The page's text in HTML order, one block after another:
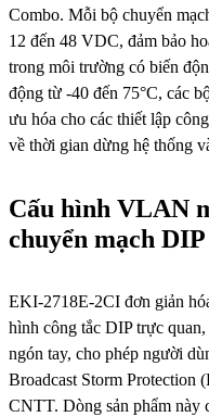
Combo. Mỗi bộ chuyển
12 đến 48 VDC, đảm bảo
trong môi trường có biến
động từ -40 đến 75°C, các
ưu hóa cho các thiết lập
về thời gian dừng hệ thống
Cấu hình VLAN
chuyển mạch DIP
EKI-2718E-2CI đơn giản
hình công tắc DIP trực
ngón tay, cho phép người
Broadcast Storm Protection
CNTT. Dòng sản phẩm